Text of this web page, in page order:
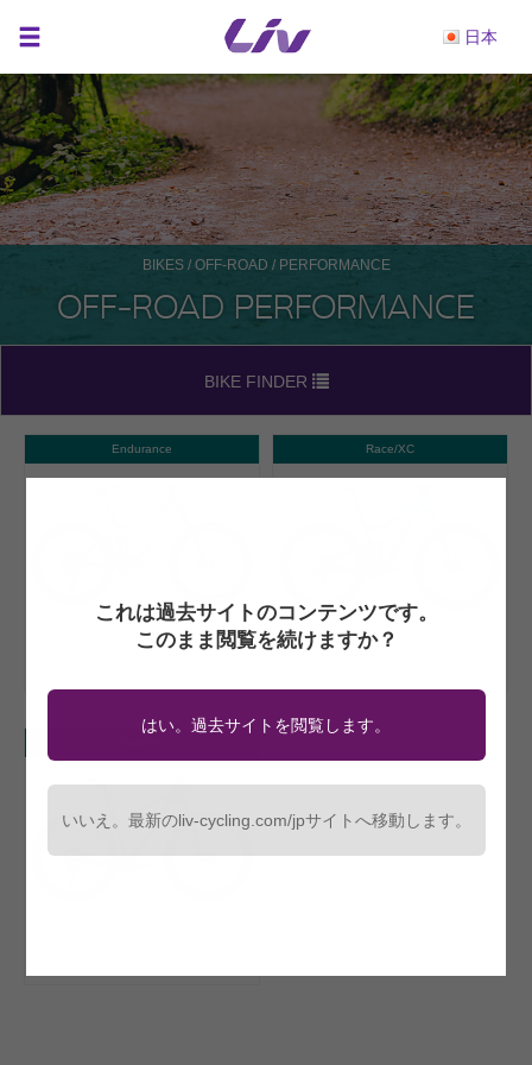
日本
BIKES/ OFF-ROAD / PERFORMANCE
OFF-ROAD PERFORMANCE
BIKE FINDER
Endurance
HAIL
Race/XC
PIQUE
これは過去サイトのコンテンツです。
このまま閲覧を続けますか？
はい。過去サイトを閲覧します。
いいえ。最新のliv-cycling.com/jpサイトへ移動します。